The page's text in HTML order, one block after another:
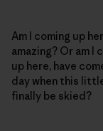
Am I coming up
amazing? Or am I
up here, have
day when this
finally be skied?